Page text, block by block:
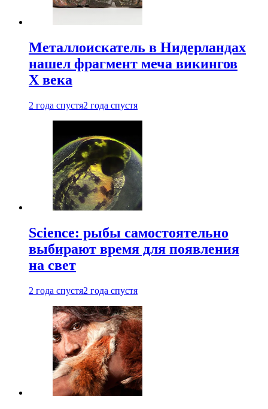
Металлоискатель в Нидерландах
нашел фрагмент меча викингов
X века
2 года спустя2 года спустя
Science: рыбы самостоятельно
выбирают время для появления
на свет
2 года спустя2 года спустя